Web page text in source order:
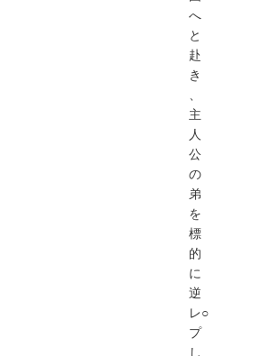
へ
と
赴
き
主
人
公
の
弟
を
標
的
に
逆
レ○
プ
し